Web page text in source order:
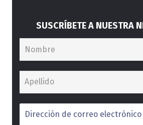
SUSCRÍBETE A NUESTRA